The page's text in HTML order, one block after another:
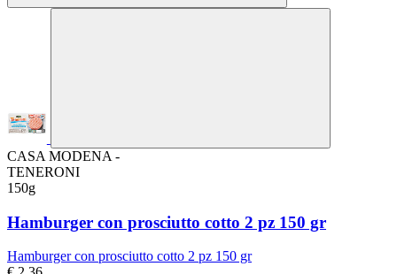
CASA MODENA -
TENERONI
150g
Hamburger con prosciutto cotto 2 pz 150 gr
Hamburger con prosciutto cotto 2 pz 150 gr